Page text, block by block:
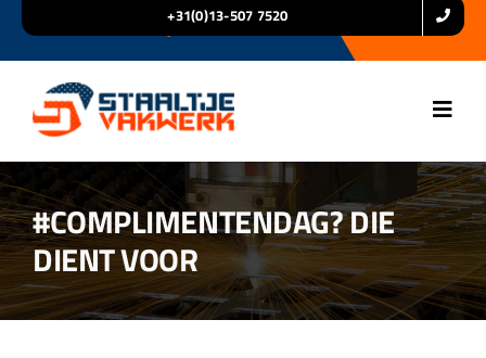
+31(0)13-507 7520
Home
Over ons
#COMPLIMENTENDAG? DIE
DIENT VOOR